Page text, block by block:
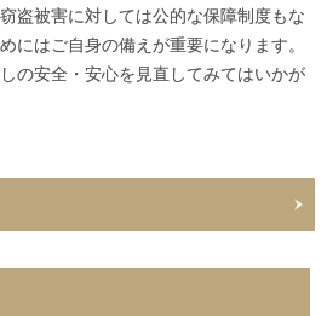
盗被害に対しては公的な保障制度もな
にはご自身の備えが重要になります。
の安全・安心を見直してみてはいかが